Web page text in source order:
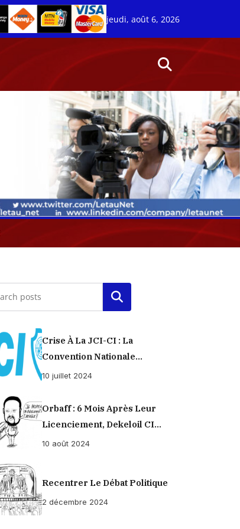
jeudi, août 6, 2026
Rechercher
Crise À La JCI-CI : La
Convention Nationale
Provisoirement Suspendue
10 juillet 2024
Orbaff : 6 Mois Après Leur
Licenciement, Dekeloil CI
Propose À Ses Ex-Ouvriers Un
10 août 2024
Recentrer Le Débat Politique
2 décembre 2024